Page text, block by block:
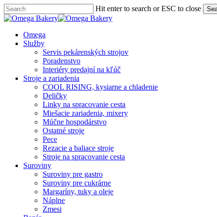
Skip
to
content
Hit enter to search or ESC to close
Close
Menu
Omega
Služby
Servis pekárenských strojov
Poradenstvo
Interiéry predajní na kľúč
Stroje a zariadenia
COOL RISING, kysiarne a chladenie
Deličky
Linky na spracovanie cesta
Miešacie zariadenia, mixery
Múčne hospodárstvo
Ostatné stroje
Pece
Rezacie a baliace stroje
Stroje na spracovanie cesta
Suroviny
Suroviny pre gastro
Suroviny pre cukrárne
Margaríny, tuky a oleje
Náplne
Zmesi